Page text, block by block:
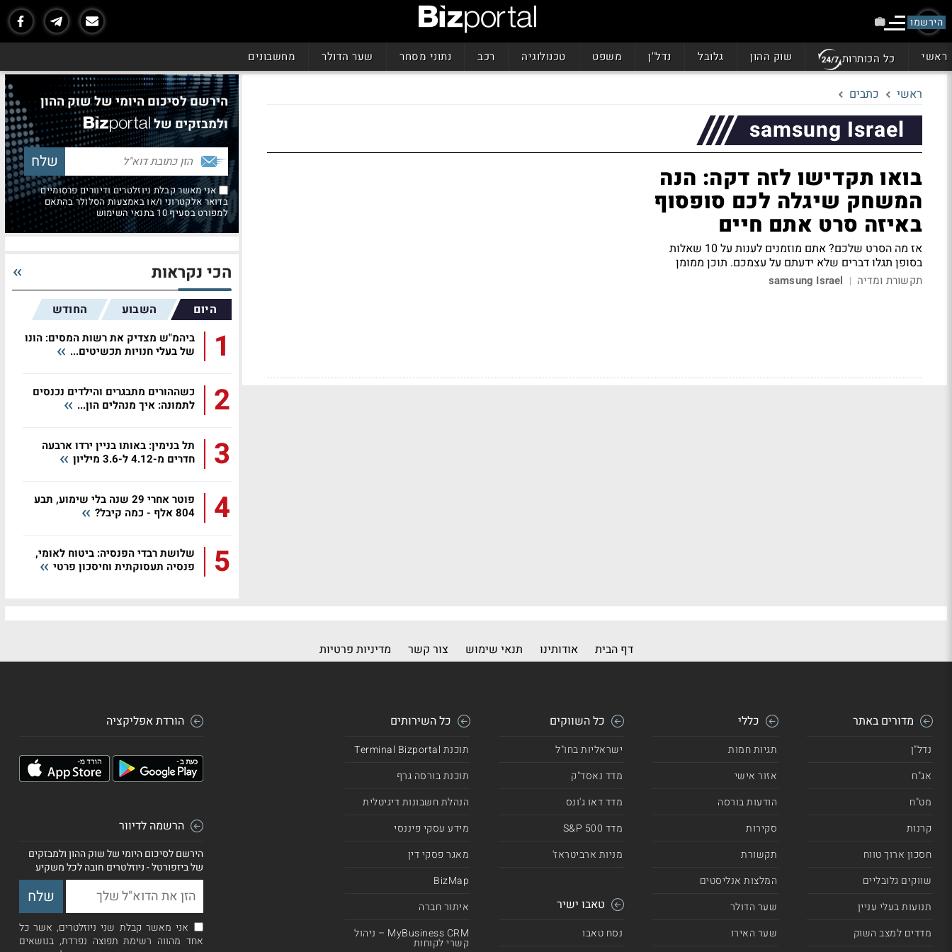
הירשמו
ראשי כל הכותרות שוק ההון גלובל נדל"ן משפט טכנולוגיה רכב נתוני מסחר שער הדולר מחשבונים
ראשי כתבים
samsung Israel
בואו תקדישו לזה דקה: הנה
המשחק שיגלה לכם סופסוף
באיזה סרט אתם חיים
אז מה הסרט שלכם? אתם מוזמנים לענות על 10 שאלות
בסופן תגלו דברים שלא ידעתם על עצמכם. תוכן ממומן
תקשורת ומדיה |
samsung Israel
הירשם לסיכום היומי של שוק ההון
ולמבזקים של
אני מאשר קבלת ניוזלטרים ודיוורים פרסומיים
בדואר אלקטרוני ו/או באמצעות הסלולר בהתאם
למפורט בסעיף 10 בתנאי השימוש
הכי נקראות
היום השבוע החודש
1
ביהמ"ש מצדיק את רשות המסים: הונו
של בעלי חנויות תכשיטים...
2
כשההורים מתבגרים והילדים נכנסים
לתמונה: איך מנהלים הון...
3
תל בנימין: באותו בניין ירדו ארבעה
חדרים מ-4.12 ל-3.6 מיליון
4
פוטר אחרי 29 שנה בלי שימוע, תבע
804 אלף - כמה קיבל?
5
שלושת רבדי הפנסיה: ביטוח לאומי,
פנסיה תעסוקתית וחיסכון פרטי
דף הבית אודותינו תנאי שימוש צור קשר מדיניות פרטיות
מדורים באתר
נדל"ן
אג"ח
מט"ח
קרנות
חסכון ארוך טווח
שווקים גלובליים
תנועות בעלי עניין
מדדים למצב השוק
כללי
תגיות חמות
אזור אישי
הודעות בורסה
סקירות
תקשורת
המלצות אנליסטים
שער הדולר
שער האירו
כל השווקים
ישראליות בחו"ל
מדד נאסד"ק
מדד דאו ג'ונס
מדד 500 S&P
מניות ארביטראז'
טאבו ישיר
נסח טאבו
כל השירותים
תוכנת Terminal Bizportal
תוכנת בורסה גרף
הנהלת חשבונות דיגיטלית
מידע עסקי פיננסי
מאגר פסקי דין
BizMap
איתור חברה
MyBusiness CRM – ניהול
קשרי לקוחות
הורדת אפליקציה
הרשמה לדיוור
הירשם לסיכום היומי של שוק ההון ולמבזקים
של ביזפורטל - ניוזלטרים חובה לכל משקיע
אני מאשר קבלת שני ניוזלטרים, אשר כל
אחד מהווה רשימת תפוצה נפרדת, בנושאים